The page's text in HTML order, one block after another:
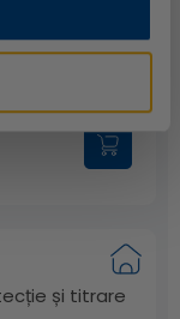
în ser
și titrare